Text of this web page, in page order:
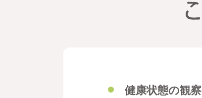
健康状態の観察